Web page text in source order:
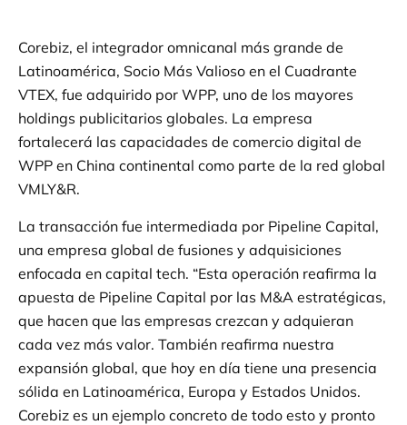
Corebiz, el integrador omnicanal más grande de
Latinoamérica, Socio Más Valioso en el Cuadrante
VTEX, fue adquirido por WPP, uno de los mayores
holdings publicitarios globales. La empresa
fortalecerá las capacidades de comercio digital de
WPP en China continental como parte de la red global
VMLY&R.
La transacción fue intermediada por Pipeline Capital,
una empresa global de fusiones y adquisiciones
enfocada en capital tech. “Esta operación reafirma la
apuesta de Pipeline Capital por las M&A estratégicas,
que hacen que las empresas crezcan y adquieran
cada vez más valor. También reafirma nuestra
expansión global, que hoy en día tiene una presencia
sólida en Latinoamérica, Europa y Estados Unidos.
Corebiz es un ejemplo concreto de todo esto y pronto